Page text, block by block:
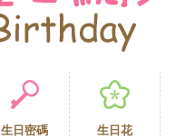
生日密碼 生日花